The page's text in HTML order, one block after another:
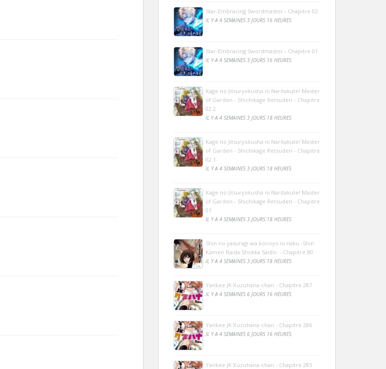
Star-Embracing Swordmaster - Chapitre 02
IL Y A 4 SEMAINES 3 JOURS 16 HEURES
Star-Embracing Swordmaster - Chapitre 01
IL Y A 4 SEMAINES 3 JOURS 16 HEURES
Kage no Jitsuryokusha ni Naritakute! Master
of Garden - Shichikage Retsuden - Chapitre
02.2
IL Y A 4 SEMAINES 3 JOURS 18 HEURES
Kage no Jitsuryokusha ni Naritakute! Master
of Garden - Shichikage Retsuden - Chapitre
02.1
IL Y A 4 SEMAINES 3 JOURS 18 HEURES
Kage no Jitsuryokusha ni Naritakute! Master
of Garden - Shichikage Retsuden - Chapitre
01
IL Y A 4 SEMAINES 3 JOURS 18 HEURES
Shin no yasuragi wa konoyo ni naku -Shin
Kamen Raida Shokka Saido- - Chapitre 80
IL Y A 4 SEMAINES 3 JOURS 18 HEURES
Yankee JK Kuzuhana-chan - Chapitre 287
IL Y A 4 SEMAINES 6 JOURS 16 HEURES
Yankee JK Kuzuhana-chan - Chapitre 286
IL Y A 4 SEMAINES 6 JOURS 16 HEURES
Yankee JK Kuzuhana-chan - Chapitre 285